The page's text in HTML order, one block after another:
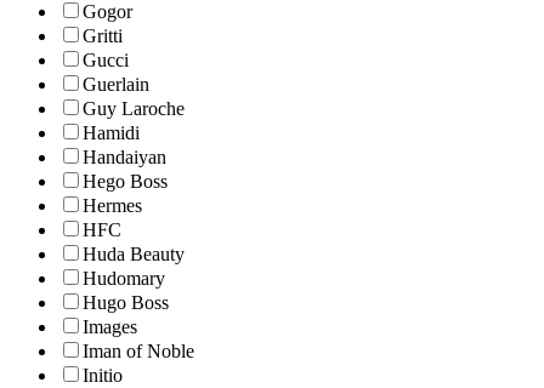
Gogor
Gritti
Gucci
Guerlain
Guy Laroche
Hamidi
Handaiyan
Hego Boss
Hermes
HFC
Huda Beauty
Hudomary
Hugo Boss
Images
Iman of Noble
Initio